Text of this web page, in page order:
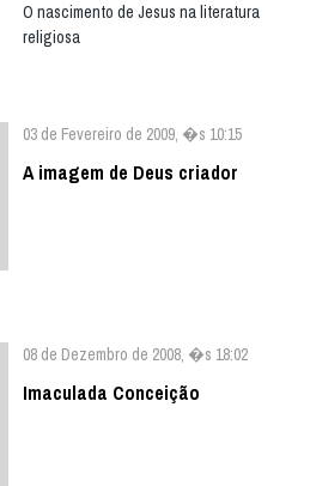
O nascimento de Jesus na literatura
religiosa
03 de Fevereiro de 2009, �s 10:15
A imagem de Deus criador
08 de Dezembro de 2008, �s 18:02
Imaculada Conceição